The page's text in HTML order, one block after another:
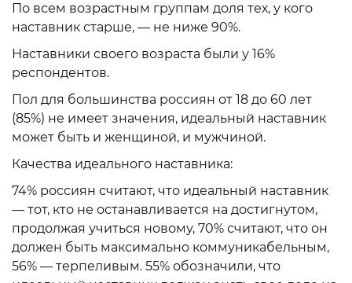
По всем возрастным группам доля тех, у кого
наставник старше, — не ниже 90%.
Наставники своего возраста были у 16%
респондентов.
Пол для большинства россиян от 18 до 60 лет
(85%) не имеет значения, идеальный наставник
может быть и женщиной, и мужчиной.
Качества идеального наставника:
74% россиян считают, что идеальный наставник
— тот, кто не останавливается на достигнутом,
продолжая учиться новому, 70% считают, что он
должен быть максимально коммуникабельным,
56% — терпеливым. 55% обозначили, что